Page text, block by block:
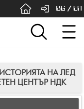
BG / EN
НА ЛЕД
ЦЕНТЪР НДК